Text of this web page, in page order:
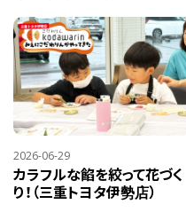
2026-06-29
カラフルな餡を絞って花づく
り！（三重トヨタ伊勢店）